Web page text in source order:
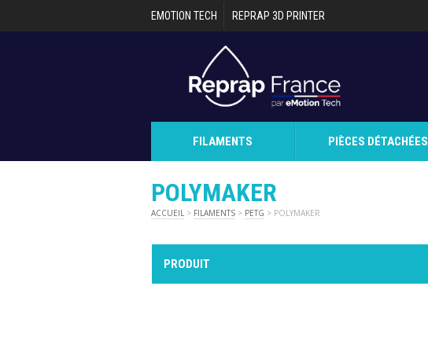
EMOTION TECH REPRAP 3D PRINTER
FILAMENTS PIÈCES DÉTACHÉES
POLYMAKER
ACCUEIL > FILAMENTS > PETG > POLYMAKER
PRODUIT